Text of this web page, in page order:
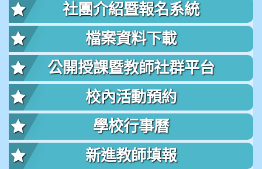
社團介紹暨報名系統
檔案資料下載
公開授課暨教師社群平台
校內活動預約
學校行事曆
新進教師填報